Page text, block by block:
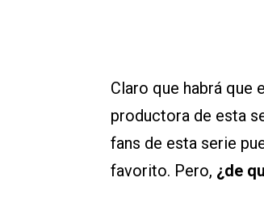
Claro que habrá que
productora de esta
fans de esta serie
favorito. Pero, ¿de